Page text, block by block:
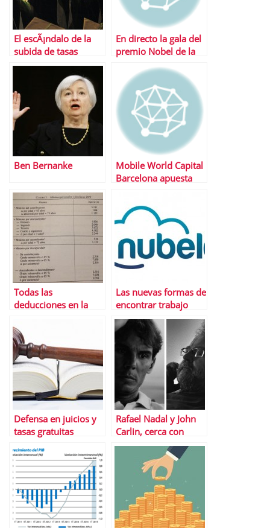
El escÃ¡ndalo de la
subida de tasas
universitarias
En directo la gala del
premio Nobel de la
Ben Bernanke
Mobile World Capital
Barcelona apuesta
emprendedores con
4YFN
Todas las
deducciones en la
renta 2014
Las nuevas formas de
encontrar trabajo
Defensa en juicios y
tasas gratuitas
Rafael Nadal y John
Carlin, cerca con
Banco Sabadell